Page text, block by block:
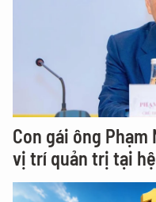
Con gái ông
vị trí quản trị tại